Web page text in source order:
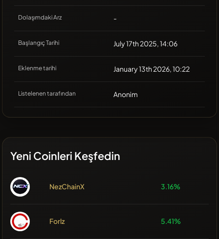
Dolaşımdaki Arz -
Başlangıç Tarihi July 17th 2025, 14:06
Eklenme tarihi January 13th 2026, 10:22
Listelenen tarafından Anonim
Yeni Coinleri Keşfedin
NezChainX 3.16%
Forlz 5.41%